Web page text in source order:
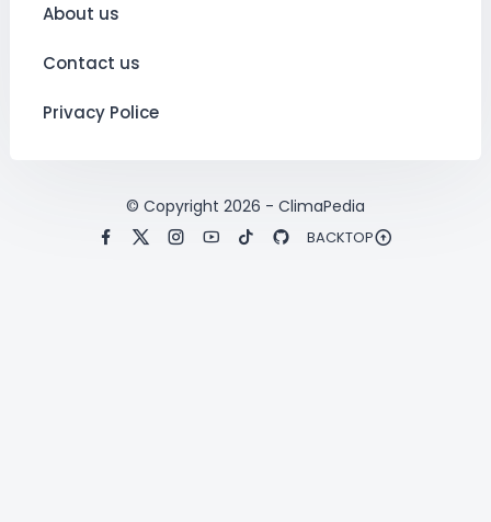
About us
Contact us
Privacy Police
© Copyright 2026 - ClimaPedia
BACKTOP